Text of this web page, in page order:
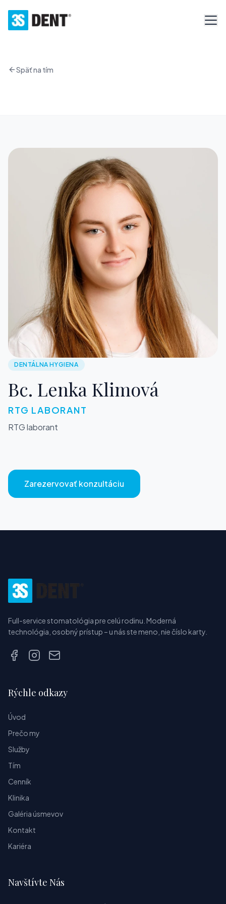
Späť na tím
DENTÁLNA HYGIENA
Bc. Lenka Klimová
RTG LABORANT
RTG laborant
Zarezervovať konzultáciu
Full-service stomatológia pre celú rodinu. Moderná
technológia, osobný prístup – u nás ste meno, nie číslo karty.
Rýchle odkazy
Úvod
Prečo my
Služby
Tím
Cenník
Klinika
Galéria úsmevov
Kontakt
Kariéra
Navštívte Nás